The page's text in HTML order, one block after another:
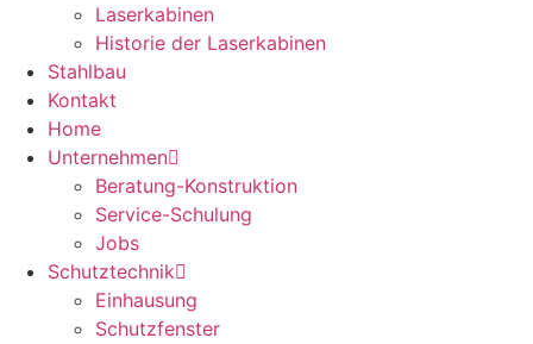
Laserkabinen
Historie der Laserkabinen
Stahlbau
Kontakt
Home
Unternehmen
Beratung-Konstruktion
Service-Schulung
Jobs
Schutztechnik
Einhausung
Schutzfenster